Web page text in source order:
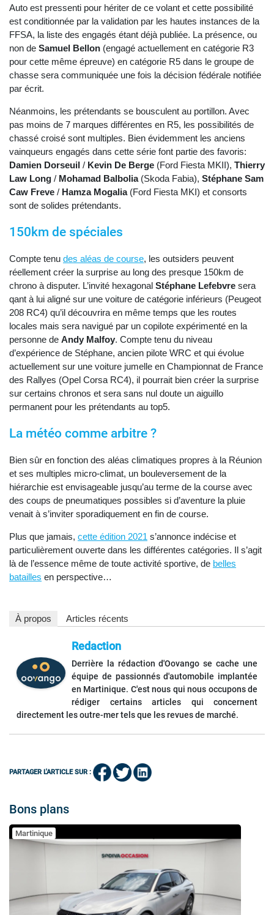
Auto est pressenti pour hériter de ce volant et cette possibilité
est conditionnée par la validation par les hautes instances de la
FFSA, la liste des engagés étant déjà publiée. La présence, ou
non de Samuel Bellon (engagé actuellement en catégorie R3
pour cette même épreuve) en catégorie R5 dans le groupe de
chasse sera communiquée une fois la décision fédérale notifiée
par écrit.
Néanmoins, les prétendants se bousculent au portillon. Avec
pas moins de 7 marques différentes en R5, les possibilités de
chassé croisé sont multiples. Bien évidemment les anciens
vainqueurs engagés dans cette série font partie des favoris:
Damien Dorseuil / Kevin De Berge (Ford Fiesta MKII), Thierry
Law Long / Mohamad Balbolia(Skoda Fabia), Stéphane Sam
Caw Freve / Hamza Mogalia(Ford Fiesta MKI) et consorts
sont de solides prétendants.
150km de spéciales
Compte tenu des aléas de course, les outsiders peuvent
réellement créer la surprise au long des presque 150km de
chrono à disputer. L’invité hexagonal Stéphane Lefebvre sera
qant à lui aligné sur une voiture de catégorie inférieurs (Peugeot
208 RC4) qu’il découvrira en même temps que les routes
locales mais sera navigué par un copilote expérimenté en la
personne de Andy Malfoy. Compte tenu du niveau
d’expérience de Stéphane, ancien pilote WRC et qui évolue
actuellement sur une voiture jumelle en Championnat de France
des Rallyes (Opel Corsa RC4), il pourrait bien créer la surprise
sur certains chronos et sera sans nul doute un aiguillo
permanent pour les prétendants au top5.
La météo comme arbitre ?
Bien sûr en fonction des aléas climatiques propres à la Réunion
et ses multiples micro-climat, un bouleversement de la
hiérarchie est envisageable jusqu’au terme de la course avec
des coups de pneumatiques possibles si d’aventure la pluie
venait à s’inviter sporadiquement en fin de course.
Plus que jamais, cette édition 2021 s’annonce indécise et
particulièrement ouverte dans les différentes catégories. Il s’agit
là de l’essence même de toute activité sportive, de belles
batailles en perspective…
À propos Articles récents
Redaction
Derrière la rédaction d'Oovango se cache une
équipe de passionnés d'automobile implantée
en Martinique. C'est nous qui nous occupons de
rédiger certains articles qui concernent
directement les outre-mer tels que les revues de marché.
PARTAGER L'ARTICLE SUR :
Bons plans
Martinique